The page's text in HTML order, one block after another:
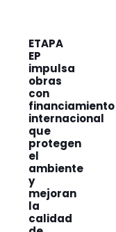
ETAPA
EP
impulsa
obras
con
financiamiento
internacional
que
protegen
el
ambiente
y
mejoran
la
calidad